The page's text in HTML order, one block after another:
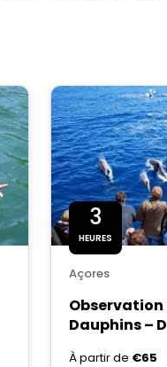
3
HEURES
Açores
Observation
Dauphins –
À partir de €65